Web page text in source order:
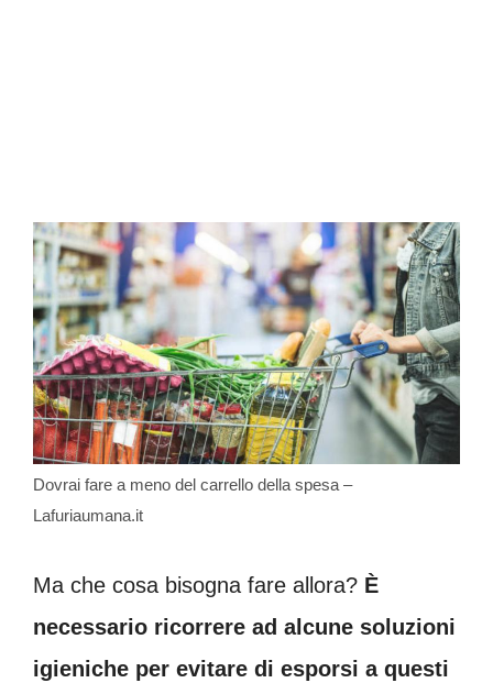
Dovrai fare a meno del carrello della spesa –
Lafuriaumana.it
Ma che cosa bisogna fare allora? È
necessario ricorrere ad alcune soluzioni
igieniche per evitare di esporsi a questi